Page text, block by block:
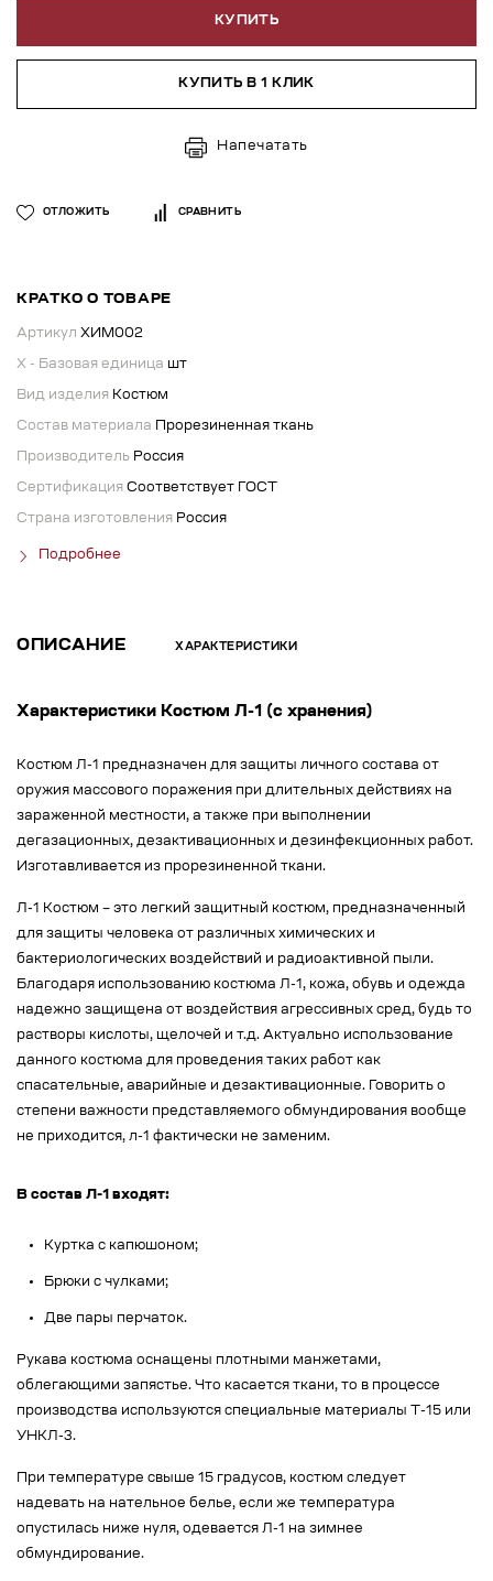
КУПИТЬ
КУПИТЬ В 1 КЛИК
Напечатать
ОТЛОЖИТЬ СРАВНИТЬ
КРАТКО О ТОВАРЕ
Артикул ХИМ002
X - Базовая единица шт
Вид изделия Костюм
Состав материала Прорезиненная ткань
Производитель Россия
Сертификация Соответствует ГОСТ
Страна изготовления Россия
Подробнее
ОПИСАНИЕ ХАРАКТЕРИСТИКИ
Характеристики Костюм Л-1 (с хранения)
Костюм Л-1 предназначен для защиты личного состава от
оружия массового поражения при длительных действиях на
зараженной местности, а также при выполнении
дегазационных, дезактивационных и дезинфекционных работ.
Изготавливается из прорезиненной ткани.
Л-1 Костюм – это легкий защитный костюм, предназначенный
для защиты человека от различных химических и
бактериологических воздействий и радиоактивной пыли.
Благодаря использованию костюма Л-1, кожа, обувь и одежда
надежно защищена от воздействия агрессивных сред, будь то
растворы кислоты, щелочей и т.д. Актуально использование
данного костюма для проведения таких работ как
спасательные, аварийные и дезактивационные. Говорить о
степени важности представляемого обмундирования вообще
не приходится, л-1 фактически не заменим.
В состав Л-1 входят:
Куртка с капюшоном;
Брюки с чулками;
Две пары перчаток.
Рукава костюма оснащены плотными манжетами,
облегающими запястье. Что касается ткани, то в процессе
производства используются специальные материалы Т-15 или
УНКЛ-3.
При температуре свыше 15 градусов, костюм следует
надевать на нательное белье, если же температура
опустилась ниже нуля, одевается Л-1 на зимнее
обмундирование.